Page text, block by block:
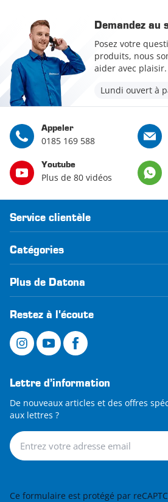
Demandez au
Posez votre
produits, nous
aider avec plaisir.
Lundi ouvert à
Appeler
0185 169 588
Youtube
Plus de 80 vidéos
Service clientèle
Catégories
Plus de Datona
Restez à l'écoute
Lettre d’information
De nouveaux articles et des offres
aux lettres ?
Lettre d’information
Ce formulaire est protégé par